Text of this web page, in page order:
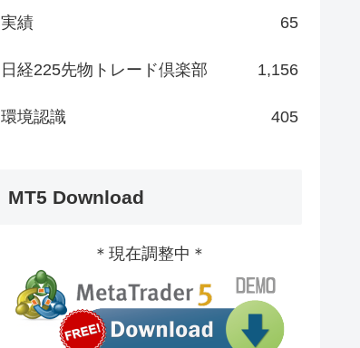
実績 65
日経225先物トレード倶楽部 1,156
環境認識 405
MT5 Download
＊現在調整中＊